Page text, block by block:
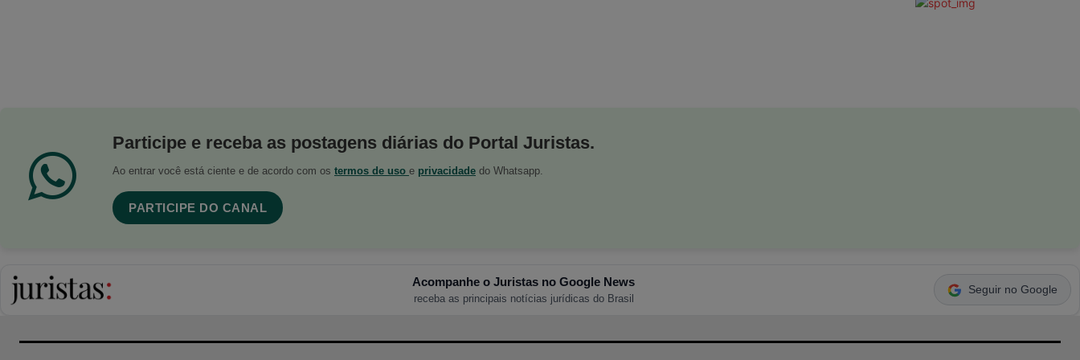
Participe e receba as postagens diárias do Portal Juristas.
Ao entrar você está ciente e de acordo com os termos de uso e privacidade do Whatsapp.
PARTICIPE DO CANAL
Acompanhe o Juristas no Google News
receba as principais notícias jurídicas do Brasil
Seguir no Google